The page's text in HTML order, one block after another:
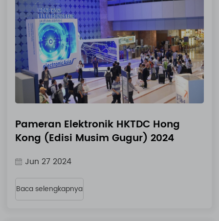
Pameran Elektronik HKTDC Hong
Kong (Edisi Musim Gugur) 2024
Jun 27 2024
Baca selengkapnya